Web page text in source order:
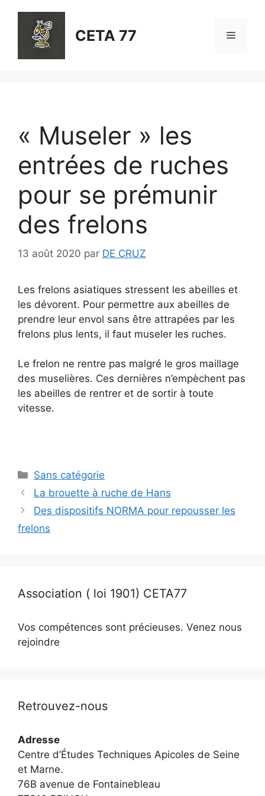
contenu
CETA 77 Menu
« Museler » les
entrées de ruches
pour se prémunir
des frelons
13 août 2020 par DE CRUZ
Les frelons asiatiques stressent les abeilles et
les dévorent. Pour permettre aux abeilles de
prendre leur envol sans être attrapées par les
frelons plus lents, il faut museler les ruches.
Le frelon ne rentre pas malgré le gros maillage
des muselières. Ces dernières n’empèchent pas
les abeilles de rentrer et de sortir à toute
vitesse.
Catégories
Sans catégorie
La brouette à ruche de Hans
Des dispositifs NORMA pour repousser les
frelons
Association ( loi 1901) CETA77
Vos compétences sont précieuses. Venez nous
rejoindre
Retrouvez-nous
Adresse
Centre d’Études Techniques Apicoles de Seine
et Marne.
76B avenue de Fontainebleau